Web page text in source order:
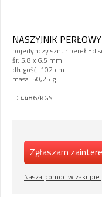
NASZYJNIK
pojedynczy sznur pereł
śr. 5,8 x 6,5 mm
długość: 102 cm
masa: 50,25 g
ID 4486/KGS
Zgłaszam
Nasza pomoc w zakupie